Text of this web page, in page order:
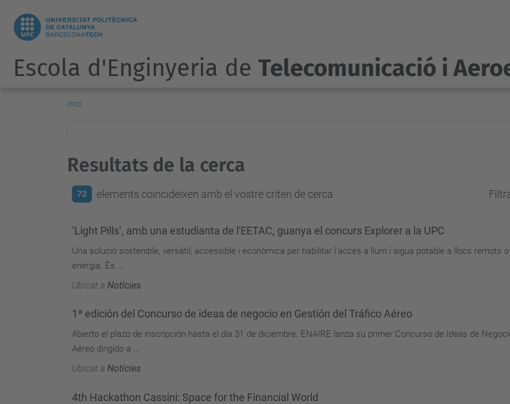
Escola d'Enginyeria de Telecomunicació i
Inici
Resultats de la cerca
72 elements coincideixen amb el vostre criteri de cerca
‘Light Pills’, amb una estudianta de l'EETAC, guanya el concurs Explorer a la UPC
Una solució sostenible, versàtil, accessible i econòmica per habilitar l'accés a llum i aigua potable a llocs remots
energia. És ...
Ubicat a Notícies
1ª edición del Concurso de ideas de negocio en Gestión del Tráfico Aéreo
Abierto el plazo de inscripción hasta el día 31 de diciembre. ENAIRE lanza su primer Concurso de Ideas de
Aéreo dirigido a ...
Ubicat a Notícies
4th Hackathon Cassini: Space for the Financial World